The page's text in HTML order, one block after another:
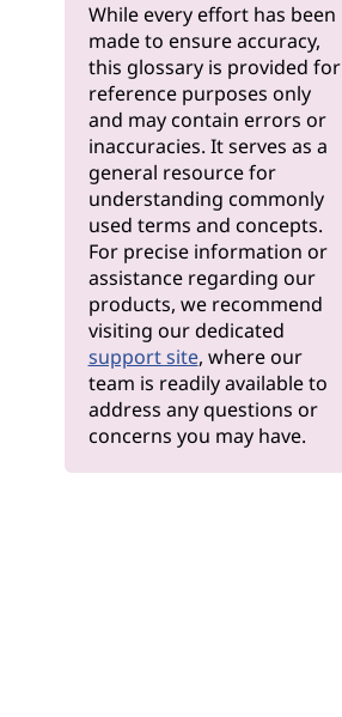
While every effort has been
made to ensure accuracy,
this glossary is provided for
reference purposes only
and may contain errors or
inaccuracies. It serves as a
general resource for
understanding commonly
used terms and concepts.
For precise information or
assistance regarding our
products, we recommend
visiting our dedicated
support site, where our
team is readily available to
address any questions or
concerns you may have.